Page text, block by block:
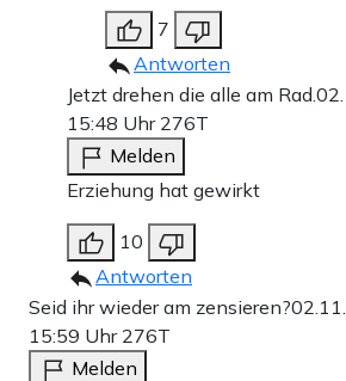
7
Antworten
Jetzt drehen die alle am Rad.
15:48 Uhr 276T
Melden
Erziehung hat gewirkt
10
Antworten
Seid ihr wieder am zensieren?
15:59 Uhr 276T
Melden